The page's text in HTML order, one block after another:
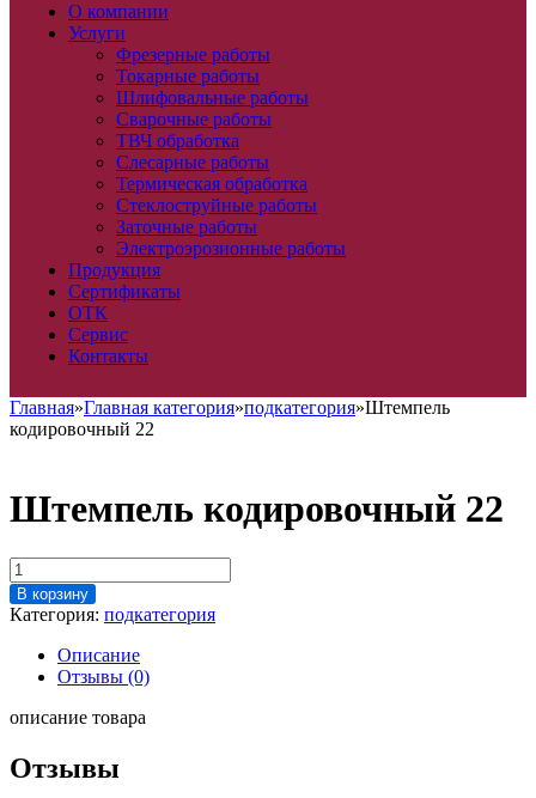
О компании
Услуги
Фрезерные работы
Токарные работы
Шлифовальные работы
Сварочные работы
ТВЧ обработка
Слесарные работы
Термическая обработка
Стеклоструйные работы
Заточные работы
Электроэрозионные работы
Продукция
Сертификаты
ОТК
Сервис
Контакты
Главная»Главная категория»подкатегория»Штемпель
кодировочный 22
Штемпель кодировочный 22
Количество
товара
Штемпель
кодировочный
В корзину
Категория: подкатегория
Описание
Отзывы (0)
описание товара
Отзывы